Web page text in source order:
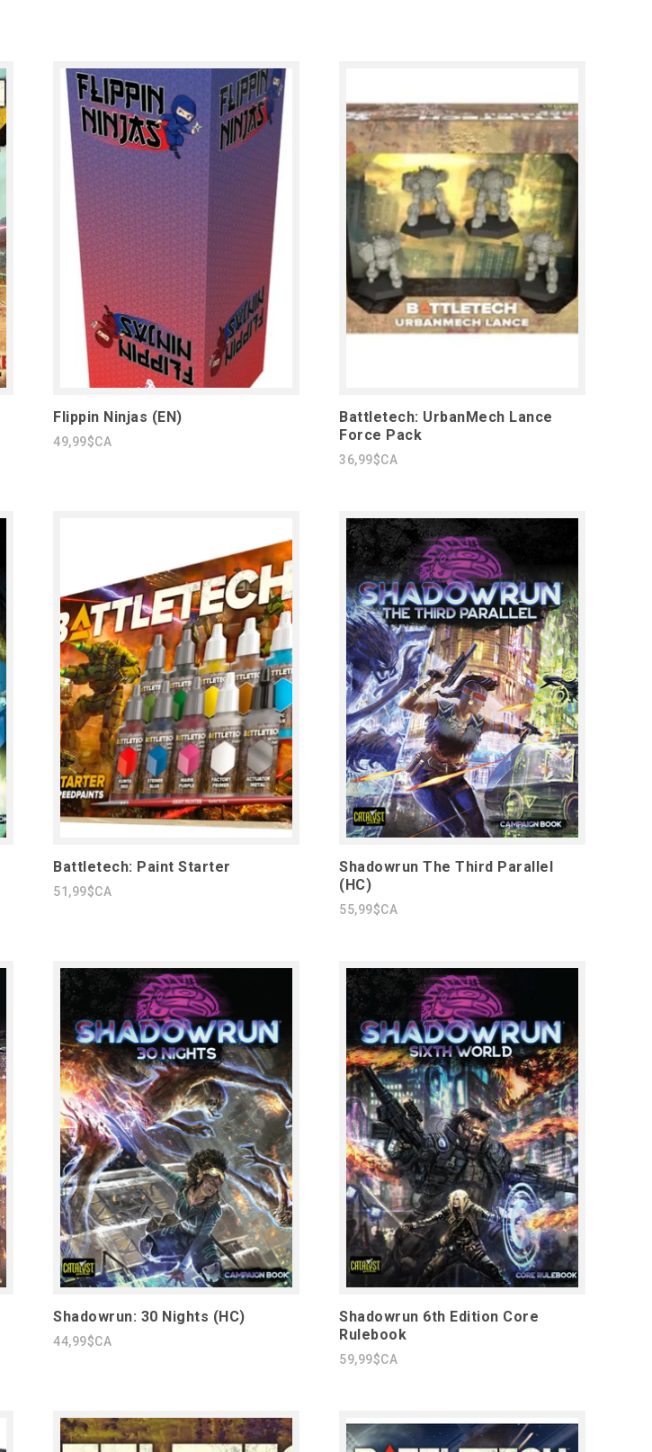
Flippin Ninjas (EN)
49,99$CA
Battletech: UrbanMech Lance
Force Pack
36,99$CA
Battletech: Paint Starter
51,99$CA
Shadowrun The Third Parallel
(HC)
55,99$CA
Shadowrun: 30 Nights (HC)
44,99$CA
Shadowrun 6th Edition Core
Rulebook
59,99$CA